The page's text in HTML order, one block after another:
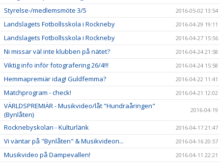
Styrelse-/medlemsmöte 3/5 2016-05-02 13:54
Landslagets Fotbollsskola i Rockneby 2016-04-29 19:11
Landslagets Fotbollsskola i Rockneby 2016-04-27 15:56
Ni missar väl inte klubben på nätet? 2016-04-24 21:58
Viktig info inför fotografering 26/4!!! 2016-04-24 15:58
Hemmapremiär idag! Guldfemma? 2016-04-22 11:41
Matchprogram - check! 2016-04-21 12:02
VÄRLDSPREMIÄR - Musikvideo/låt "Hundraåringen"
(Bynlåten)
2016-04-19
Rocknebyskolan - Kulturlänk 2016-04-17 21:47
Vi väntar på "Bynlåten" & Musikvideon... 2016-04-16 20:57
Musikvideo på Dampevallen! 2016-04-11 22:21